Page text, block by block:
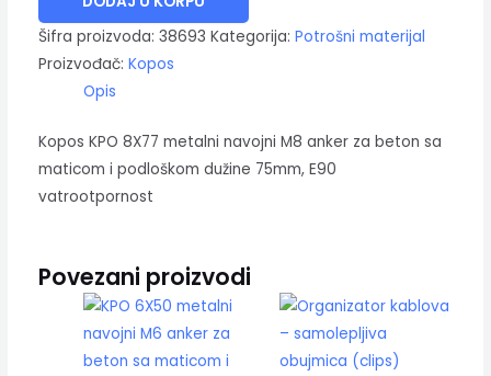
Šifra proizvoda: 38693 Kategorija: Potrošni materijal
Proizvođač: Kopos
Opis
Kopos KPO 8X77 metalni navojni M8 anker za beton sa
maticom i podloškom dužine 75mm, E90
vatrootpornost
Povezani proizvodi